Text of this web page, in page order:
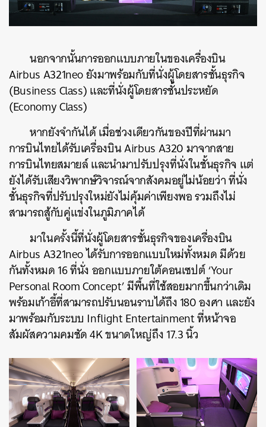
นอกจากนั้นการออกแบบภายในของเครื่องบิน
Airbus A321neo ยังมาพร้อมกับที่นั่งผู้โดยสารชั้นธุรกิจ
(Business Class) และที่นั่งผู้โดยสารชั้นประหยัด
(Economy Class)
หากยังจำกันได้ เมื่อช่วงเดียวกันของปีที่ผ่านมา
การบินไทยได้รับเครื่องบิน Airbus A320 มาจากสาย
การบินไทยสมายล์ และนำมาปรับปรุงที่นั่งในชั้นธุรกิจ แต่
ยังได้รับเสียงวิพากษ์วิจารณ์จากสังคมอยู่ไม่น้อยว่า ที่นั่ง
ชั้นธุรกิจที่ปรับปรุงใหม่ยังไม่คุ้มค่าเพียงพอ รวมถึงไม่
สามารถสู้กับคู่แข่งในภูมิภาคได้
มาในครั้งนี้ที่นั่งผู้โดยสารชั้นธุรกิจของเครื่องบิน
Airbus A321neo ได้รับการออกแบบใหม่ทั้งหมด มีด้วย
กันทั้งหมด 16 ที่นั่ง ออกแบบภายใต้คอนเซปต์ ‘Your
Personal Room Concept’ มีพื้นที่ใช้สอยมากขึ้นกว่าเดิม
พร้อมเก้าอี้ที่สามารถปรับนอนราบได้ถึง 180 องศา และยัง
มาพร้อมกับระบบ Inflight Entertainment ที่หน้าจอ
สัมผัสความคมชัด 4K ขนาดใหญ่ถึง 17.3 นิ้ว